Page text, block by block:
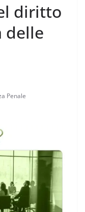
diritto
delle
Penale